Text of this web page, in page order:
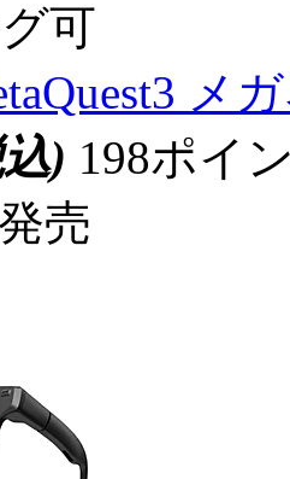
可
メ
) 198ポイ
売